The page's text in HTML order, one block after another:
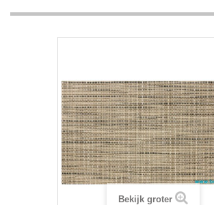
Bekijk groter